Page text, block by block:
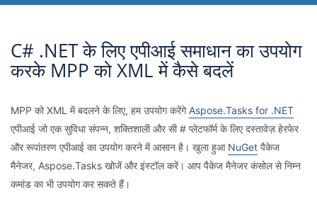
C# .NET के लिए एपीआई समाधान का उपयोग
करके MPP को XML में कैसे बदलें
MPP को XML में बदलने के लिए, हम उपयोग करेंगेAspose.Tasks for .NET
एपीआई जो एक सुविधा संपन्न, शक्तिशाली और सी # प्लेटफॉर्म के लिए दस्तावेज़ हेरफेर
और रूपांतरण एपीआई का उपयोग करने में आसान है। खुला हुआ NuGet पैकेज
मैनेजर, Aspose.Tasks खोजें और इंस्टॉल करें। आप पैकेज मैनेजर कंसोल से निम्न
कमांड का भी उपयोग कर सकते हैं।